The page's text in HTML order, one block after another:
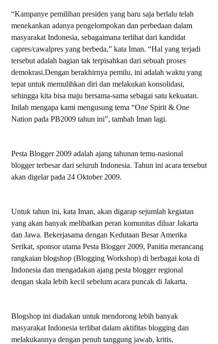
“Kampanye pemilihan presiden yang baru saja berlalu telah
menekankan adanya pengelompokan dan perbedaan dalam
masyarakat Indonesia, sebagaimana terlihat dari kandidat
capres/cawalpres yang berbeda,” kata Iman. “Hal yang terjadi
tersebut adalah bagian tak terpisahkan dari sebuah proses
demokrasi.Dengan berakhirnya pemilu, ini adalah waktu yang
tepat untuk memulihkan diri dan melakukan konsolidasi,
sehingga kita bisa maju bersama-sama sebagai satu kekuatan.
Inilah mengapa kami mengusung tema “One Spirit & One
Nation pada PB2009 tahun ini”, tambah Iman lagi.
Pesta Blogger 2009 adalah ajang tahunan temu-nasional
blogger terbesar dari seluruh Indonesia. Tahun ini acara tersebut
akan digelar pada 24 Oktober 2009.
Untuk tahun ini, kata Iman, akan digarap sejumlah kegiatan
yang akan banyak melibatkan peran komunitas diluar Jakarta
dan Jawa. Bekerjasama dengan Kedutaan Besar Amerika
Serikat, sponsor utama Pesta Blogger 2009, Panitia merancang
rangkaian blogshop (Blogging Workshop) di berbagai kota di
Indonesia dan mengadakan ajang pesta blogger regional
dengan skala lebih kecil sebelum acara puncak di Jakarta.
Blogshop ini diadakan untuk mendorong lebih banyak
masyarakat Indonesia terlibat dalam aktifitas blogging dan
melakukannya dengan penuh tanggung jawab, kritis,